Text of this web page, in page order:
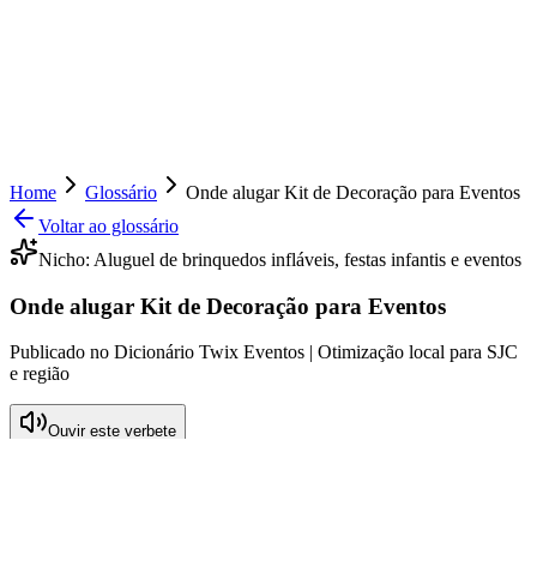
Home Glossário
Onde alugar Kit de Decoração para Eventos
Voltar ao glossário
Nicho: Aluguel de brinquedos infláveis, festas infantis e eventos
Onde alugar Kit de Decoração para Eventos
Publicado no Dicionário Twix Eventos | Otimização local para SJC
e região
Ouvir este verbete